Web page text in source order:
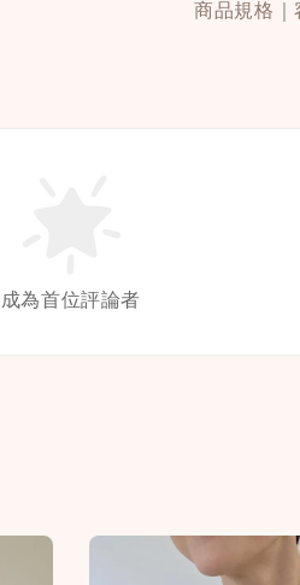
商品規格｜
成為首位評論者